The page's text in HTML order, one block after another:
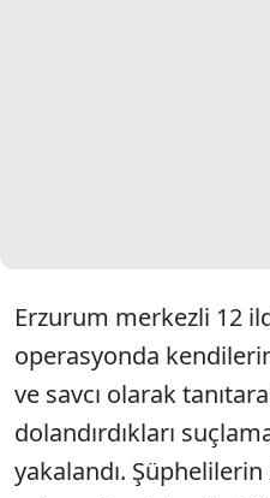
Erzurum merkezli 12
operasyonda
ve savcı olarak
dolandırdıkları
yakalandı.